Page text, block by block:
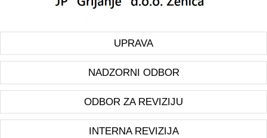
UPRAVA
NADZORNI ODBOR
ODBOR ZA REVIZIJU
INTERNA REVIZIJA